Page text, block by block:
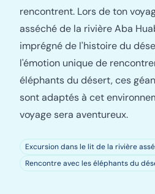
rencontrent. Lors de ton
asséché de la rivière Aba
imprégné de l'histoire du
l'émotion unique de
éléphants du désert, ces
sont adaptés à cet
voyage sera aventureux.
Excursion dans le lit de la rivière
Rencontre avec les éléphants du